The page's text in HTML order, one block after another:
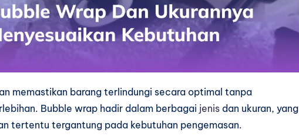
memastikan barang terlindungi secara optimal tanpa
Bubble wrap hadir dalam berbagai jenis dan ukuran, yang
tertentu tergantung pada kebutuhan pengemasan.